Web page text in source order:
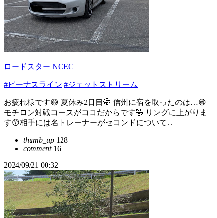
ロードスター NCEC
#ビーナスライン #ジェットストリーム
お疲れ様です😄 夏休み2日目🤭 信州に宿を取ったのは…😁
モチロン対戦コースがココだからです🤣 リングに上がりま
す😙相手には名トレーナーがセコンドについて...
thumb_up 128
comment16
2024/09/21 00:32